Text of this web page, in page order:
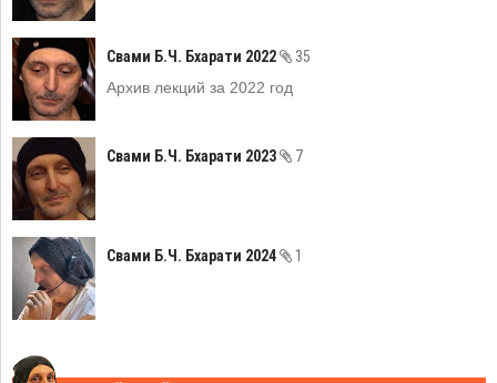
Свами Б.Ч. Бхарати 2022
35
Архив лекций за 2022 год
Свами Б.Ч. Бхарати 2023 7
Свами Б.Ч. Бхарати 2024 1